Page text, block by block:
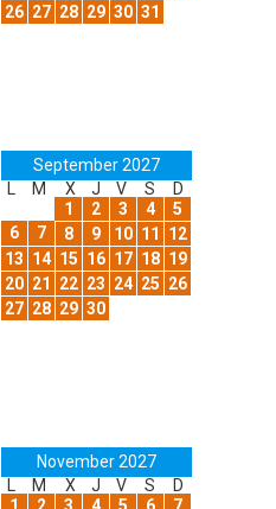
26 27 28 29 30 31
September 2027
L
M X J V S
D
1
2 3 4
5
6
7 8 9 10 11
12
13 14 15 16 17 18 19
20 21 22 23 24 25 26
27 28 29 30
November 2027
L
M X J V S
D
1
2 3 4 5 6
7